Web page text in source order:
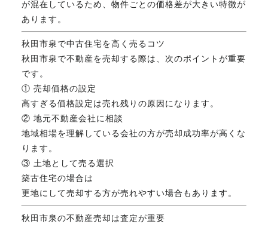
が混在しているため、物件ごとの価格差が大きい特徴が
あります。
秋田市泉で中古住宅を高く売るコツ
秋田市泉で不動産を売却する際は、次のポイントが重要
です。
① 売却価格の設定
高すぎる価格設定は売れ残りの原因になります。
② 地元不動産会社に相談
地域相場を理解している会社の方が売却成功率が高くな
ります。
③ 土地として売る選択
築古住宅の場合は
更地にして売却する方が売れやすい場合もあります。
秋田市泉の不動産売却は査定が重要